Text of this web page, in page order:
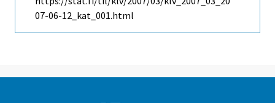
07-06-12_kat_001.html